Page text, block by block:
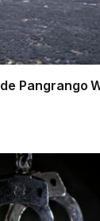
Pangrango